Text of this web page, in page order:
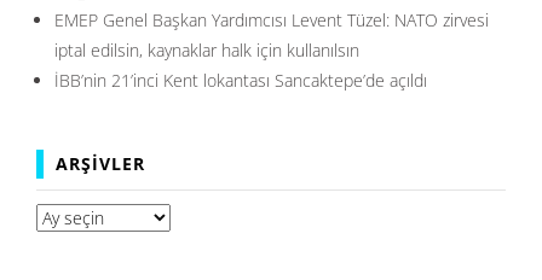
EMEP Genel Başkan Yardımcısı Levent Tüzel: NATO zirvesi
iptal edilsin, kaynaklar halk için kullanılsın
İBB’nin 21’inci Kent lokantası Sancaktepe’de açıldı
ARŞIVLER
Arşivler